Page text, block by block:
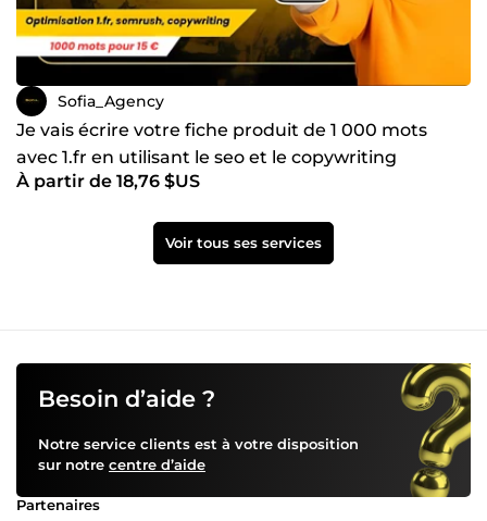
Sofia_Agency
Je vais écrire votre fiche produit de 1 000 mots
avec 1.fr en utilisant le seo et le copywriting
À partir de 18,76 $US
Voir tous ses services
Besoin d’aide ?
Notre service clients est à votre disposition
sur notre centre d’aide
Partenaires